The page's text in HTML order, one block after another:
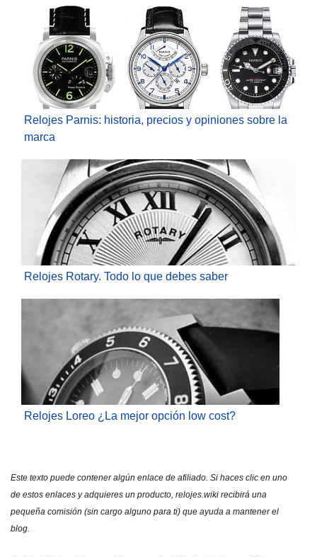
Relojes Parnis: historia, precios y opiniones sobre la
marca
Relojes Rotary. Todo lo que debes saber
Relojes Loreo ¿La mejor opción low cost?
Este texto puede contener algún enlace de afiliado. Si haces clic en uno
de estos enlaces y adquieres un producto, relojes.wiki recibirá una
pequeña comisión (sin cargo alguno para ti) que ayuda a mantener el
blog.